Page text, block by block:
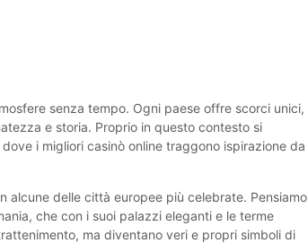
senza tempo. Ogni paese offre scorci unici,
e storia. Proprio in questo contesto si
i migliori casinò online traggono ispirazione da
alcune delle città europee più celebrate. Pensiamo
che con i suoi palazzi eleganti e le terme
ma diventano veri e propri simboli di